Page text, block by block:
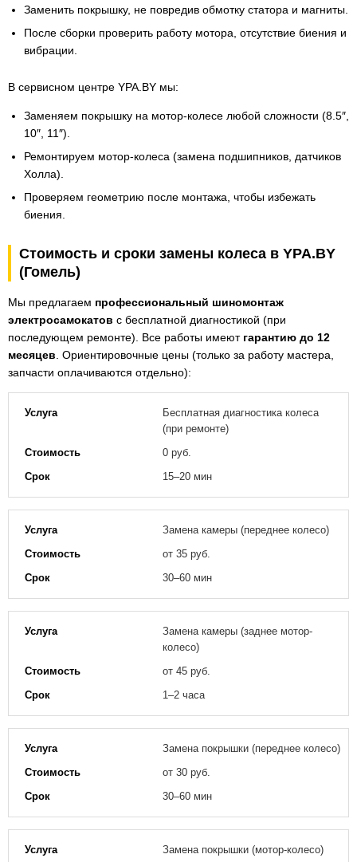
Заменить покрышку, не повредив обмотку статора и магниты.
После сборки проверить работу мотора, отсутствие биения и
вибрации.
В сервисном центре YPA.BY мы:
Заменяем покрышку на мотор-колесе любой сложности (8.5″,
10″, 11″).
Ремонтируем мотор-колеса (замена подшипников, датчиков
Холла).
Проверяем геометрию после монтажа, чтобы избежать
биения.
Стоимость и сроки замены колеса в YPA.BY
(Гомель)
Мы предлагаем профессиональный шиномонтаж
электросамокатов с бесплатной диагностикой (при
последующем ремонте). Все работы имеют гарантию до 12
месяцев . Ориентировочные цены (только за работу мастера,
запчасти оплачиваются отдельно):
Бесплатная диагностика колеса
(при ремонте)
0 руб.
15–20 мин
Замена камеры (переднее колесо)
от 35 руб.
30–60 мин
Замена камеры (заднее мотор-
колесо)
от 45 руб.
1–2 часа
Замена покрышки (переднее колесо)
от 30 руб.
30–60 мин
Замена покрышки (мотор-колесо)